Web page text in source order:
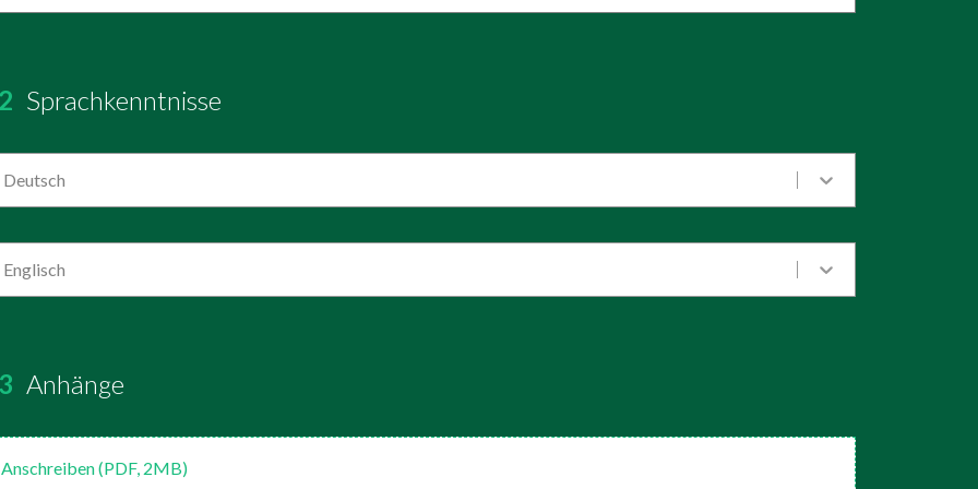
Sprachkenntnisse
Deutsch
Englisch
Anhänge
Anschreiben (PDF, 2MB)